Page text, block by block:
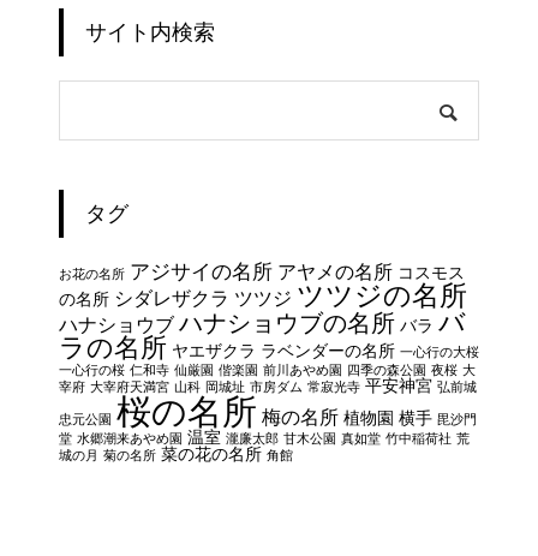
ー
サイト内検索
タグ
お花の名所 アジサイの名所 アヤメの名所 コスモス
の名所 シダレザクラ ツツジ ツツジの名所
ハナショウブ ハナショウブの名所 バラ バ
ラの名所 ヤエザクラ ラベンダーの名所 一心行の大桜
一心行の桜 仁和寺 仙厳園 偕楽園 前川あやめ園 四季の森公園 夜桜 大
宰府 大宰府天満宮 山科 岡城址 市房ダム 常寂光寺 平安神宮 弘前城
忠元公園 桜の名所 梅の名所 植物園 横手 毘沙門
堂 水郷潮来あやめ園 温室 瀧廉太郎 甘木公園 真如堂 竹中稲荷社 荒
城の月 菊の名所 菜の花の名所 角館